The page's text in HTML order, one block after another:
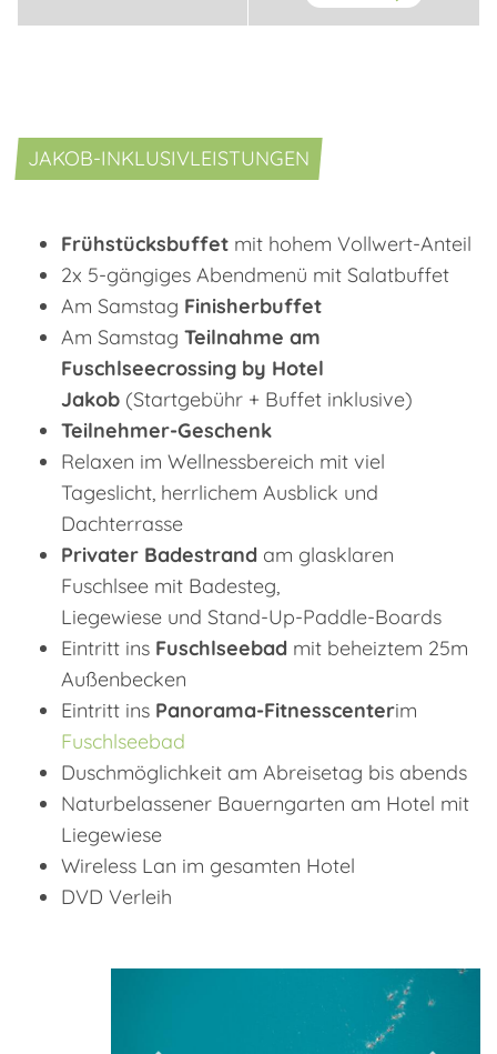
JAKOB-INKLUSIVLEISTUNGEN
Frühstücksbuffet mit hohem Vollwert-Anteil
2x 5-gängiges Abendmenü mit Salatbuffet
Am Samstag Finisherbuffet
Am Samstag Teilnahme am
Fuschlseecrossing by Hotel
Jakob (Startgebühr + Buffet inklusive)
Teilnehmer-Geschenk
Relaxen im Wellnessbereich mit viel
Tageslicht, herrlichem Ausblick und
Dachterrasse
Privater Badestrand am glasklaren
Fuschlsee mit Badesteg,
Liegewiese und Stand-Up-Paddle-Boards
Eintritt ins Fuschlseebad mit beheiztem 25m
Außenbecken
Eintritt ins Panorama-Fitnesscenterim
Fuschlseebad
Duschmöglichkeit am Abreisetag bis abends
Naturbelassener Bauerngarten am Hotel mit
Liegewiese
Wireless Lan im gesamten Hotel
DVD Verleih